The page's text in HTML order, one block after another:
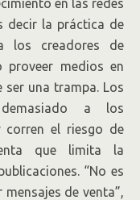
en las redes
decir la práctica de
los creadores de
proveer medios en
una trampa. Los
a los
corren el riesgo de
que limita la
“No es
de venta”,